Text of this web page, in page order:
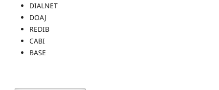
DIALNET
DOAJ
REDIB
CABI
BASE